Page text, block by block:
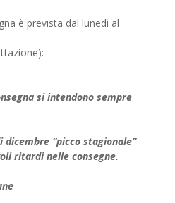
è prevista dal lunedì al
si intendono sempre
dicembre “picco stagionale”
ritardi nelle consegne.